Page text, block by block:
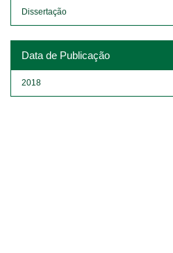
Dissertação
Data de Publicação
2018